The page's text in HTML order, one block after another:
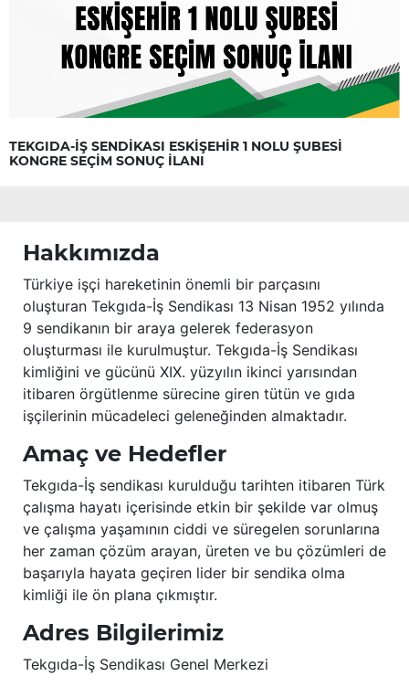
TEKGIDA-İŞ SENDİKASI ESKİŞEHİR 1 NOLU ŞUBESİ
KONGRE SEÇİM SONUÇ İLANI
Hakkımızda
Türkiye işçi hareketinin önemli bir parçasını
oluşturan Tekgıda-İş Sendikası 13 Nisan 1952 yılında
9 sendikanın bir araya gelerek federasyon
oluşturması ile kurulmuştur. Tekgıda-İş Sendikası
kimliğini ve gücünü XIX. yüzyılın ikinci yarısından
itibaren örgütlenme sürecine giren tütün ve gıda
işçilerinin mücadeleci geleneğinden almaktadır.
Amaç ve Hedefler
Tekgıda-İş sendikası kurulduğu tarihten itibaren Türk
çalışma hayatı içerisinde etkin bir şekilde var olmuş
ve çalışma yaşamının ciddi ve süregelen sorunlarına
her zaman çözüm arayan, üreten ve bu çözümleri de
başarıyla hayata geçiren lider bir sendika olma
kimliği ile ön plana çıkmıştır.
Adres Bilgilerimiz
Tekgıda-İş Sendikası Genel Merkezi